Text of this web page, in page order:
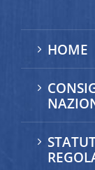
5 HOME
5
5